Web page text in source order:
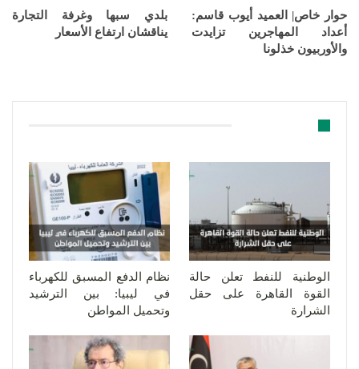
حوار خاص| العميد أيوب قاسم:
أعداد المهاجرين تزايدت
والأوربيون خذلونا
بلدي سبها وغرفة التجارة
يناقشان ارتفاع الأسعار
الوطنية للنفط تعلن حالة
القوة القاهرة على حقل
الشرارة
نظام الدفع المسبق للكهرباء
في ليبيا: بين الترشيد
وتحميل المواطن